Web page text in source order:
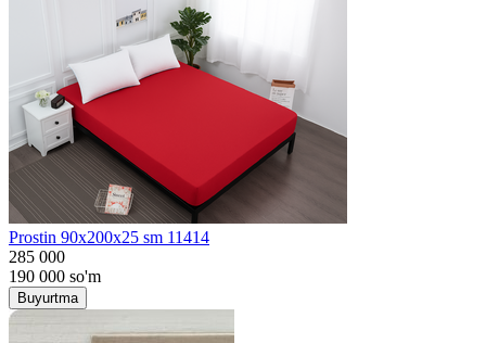
Prostin 90x200x25 sm 11414
285 000
190 000 so'm
Buyurtma